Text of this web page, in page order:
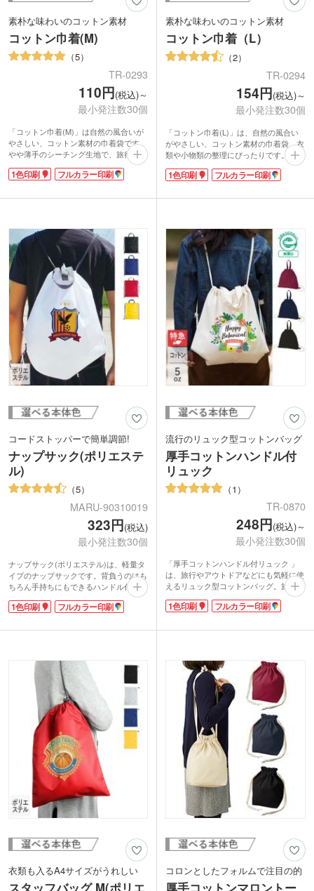
素朴な味わいのコットン素材
コットン巾着(M)
5
TR-0293
110円(税込)～
最小発注数30個
「コットン巾着(M)」は自然の風合いが
やさしい、コットン素材の巾着袋です。
やや薄手のシーチング生地で、旅行用の
化粧品や、小物をまとめるのにちょうど
よい大きさです。シンプルな巾着タイプ
1色印刷・フルカラーの印刷ができるの
やキャンペーンプレゼント用にショップ
の商品パッケージ・ギフト包装用にもお
すすめです。カラフルな5色からお選び
いただけ、小ロットでの注文も可能で
す。
1色印刷 フルカラー印刷
素朴な味わいのコットン素材
コットン巾着（L）
2
TR-0294
154円(税込)～
最小発注数30個
「コットン巾着(L)」は、自然の風合い
がやさしい、コットン素材の巾着袋。衣
類や小物類の整理にぴったりです。
カラフルな色展開で5色からお選びいた
だけます。1色印刷・フルカラー転写印
オリジナル巾着の完成!ショップのノベ
の注文も可能です。厚手のインナーも収
納できるラージサイズ。旅行の際の着替
え入れにもどうぞ。
1色印刷 フルカラー印刷
コードストッパーで簡単調節!
ナップサック(ポリエステ
ル)
5
MARU-90310019
323円(税込)
最小発注数30個
ナップサック(ポリエステル)は、軽量タ
イプのナップサックです。背負うのはも
ちろん手持ちにもできるハンドル付き。
コードストッパー付きなので、ひもの調
節もラクラクできます。大人からお子様
ポリエステル素材なので汚れも落としや
いなしです。
ベーシックなブラック・ホワイトの他、
鮮やかなレッド・ブルー・イエローの5
色展開。名入れも可能でシルク1色印
刷、フルカラー転写印刷に対応。イメー
ジに合ったものを選べるのでオリジナリ
ティあふれるノベルティにぴったりで
1色印刷 フルカラー印刷
流行のリュック型コットンバッグ
厚手コットンハンドル付
リュック
1
TR-0870
248円(税込)～
最小発注数30個
「厚手コットンハンドル付リュック 」
は、旅行やアウトドアなどにも気軽に使
えるリュック型コットンバッグ。旅行バ
ッグの中に入れておけば、旅先でのサブ
バッグにぴったり。ハンドル付きなの
ぴったり。トレンドのリュックですが、
名入れ範囲が広いので、イベント参加の
記念品など、ロゴが映える人気ノベルテ
ィです。
1色印刷 フルカラー印刷
衣類も入るA4サイズがうれしい
スタッフバッグ M(ポリエ
コロンとしたフォルムで注目の的
厚手コットンマロントー